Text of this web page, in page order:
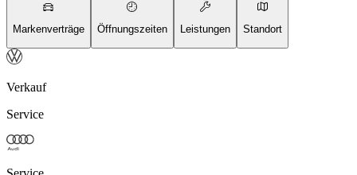
Markenverträge Öffnungszeiten Leistungen Standort
Verkauf
Service